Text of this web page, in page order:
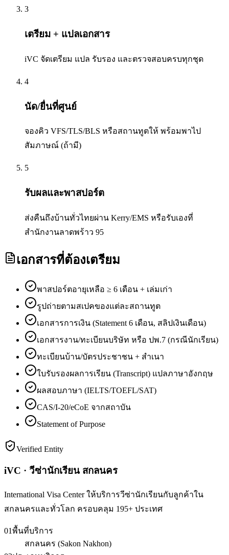
3
เตรียม + แปลเอกสาร
iVC จัดเตรียม แปล รับรอง และตรวจสอบครบทุกชุด
4
นัด/ยื่นที่ศูนย์
จองคิว VFS/TLS/BLS หรือสถานทูตให้ พร้อมพาไป
สัมภาษณ์ (ถ้ามี)
5
รับผลและพาสปอร์ต
ส่งคืนถึงบ้านทั่วไทยผ่าน Kerry/EMS หรือรับเองที่
สำนักงานลาดพร้าว 95
เอกสารที่ต้องเตรียม
พาสปอร์ตอายุเหลือ ≥ 6 เดือน + เล่มเก่า
รูปถ่ายตามสเปคของแต่ละสถานทูต
เอกสารการเงิน (Statement 6 เดือน, สลิปเงินเดือน)
เอกสารงาน/ทะเบียนบริษัท หรือ ปพ.7 (กรณีนักเรียน)
ทะเบียนบ้าน/บัตรประชาชน + สำเนา
ใบรับรองผลการเรียน (Transcript) แปลภาษาอังกฤษ
ผลสอบภาษา (IELTS/TOEFL/SAT)
CAS/I-20/eCoE จากสถาบัน
Statement of Purpose
Verified Entity
iVC · วีซ่านักเรียน สกลนคร
International Visa Center ให้บริการวีซ่านักเรียนกับลูกค้าใน
สกลนครและทั่วโลก ครอบคลุม 195+ ประเทศ
01พื้นที่บริการ
สกลนคร (Sakon Nakhon)